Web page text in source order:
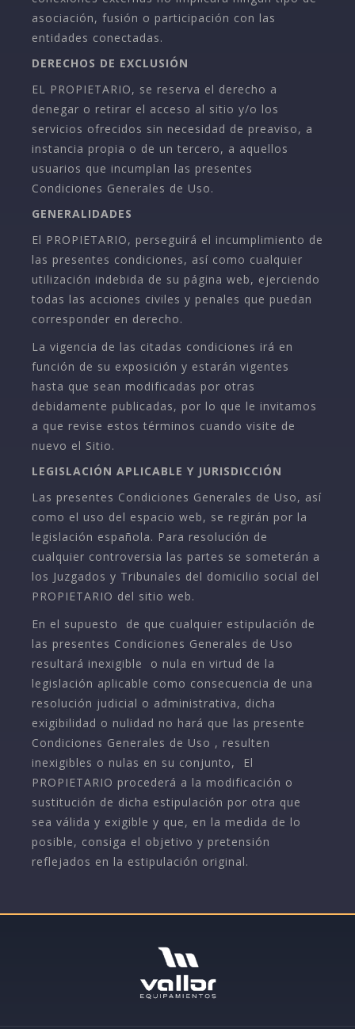
asociación, fusión o participación con las
entidades conectadas.
DERECHOS DE EXCLUSIÓN
EL PROPIETARIO, se reserva el derecho a
denegar o retirar el acceso al sitio y/o los
servicios ofrecidos sin necesidad de preaviso, a
instancia propia o de un tercero, a aquellos
usuarios que incumplan las presentes
Condiciones Generales de Uso.
GENERALIDADES
El PROPIETARIO, perseguirá el incumplimiento de
las presentes condiciones, así como cualquier
utilización indebida de su página web, ejerciendo
todas las acciones civiles y penales que puedan
corresponder en derecho.
La vigencia de las citadas condiciones irá en
función de su exposición y estarán vigentes
hasta que sean modificadas por otras
debidamente publicadas, por lo que le invitamos
a que revise estos términos cuando visite de
nuevo el Sitio.
LEGISLACIÓN APLICABLE Y JURISDICCIÓN
Las presentes Condiciones Generales de Uso, así
como el uso del espacio web, se regirán por la
legislación española. Para resolución de
cualquier controversia las partes se someterán a
los Juzgados y Tribunales del domicilio social del
PROPIETARIO del sitio web.
En el supuesto de que cualquier estipulación de
las presentes Condiciones Generales de Uso
resultará inexigible o nula en virtud de la
legislación aplicable como consecuencia de una
resolución judicial o administrativa, dicha
exigibilidad o nulidad no hará que las presente
Condiciones Generales de Uso , resulten
inexigibles o nulas en su conjunto, El
PROPIETARIO procederá a la modificación o
sustitución de dicha estipulación por otra que
sea válida y exigible y que, en la medida de lo
posible, consiga el objetivo y pretensión
reflejados en la estipulación original.